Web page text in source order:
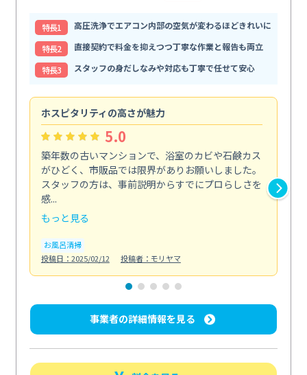
特⻑1
高圧洗浄でエアコン内部の空気が変わるほどきれいに
特⻑2
直接契約で料金を抑えつつ丁寧な作業と報告も両立
特⻑3
スタッフの身だしなみや対応も丁寧で任せて安心
ホスピタリティの高さが魅力
5.0
築年数の古いマンションで、浴室のカビや石鹸カス
がひどく、市販品では限界がありお願いしました。
スタッフの方は、事前説明からすでにプロらしさを
感...
もっと見る
お風呂清掃
投稿日：2025/02/12
投稿者：モリヤマ
事業者の詳細情報を見る